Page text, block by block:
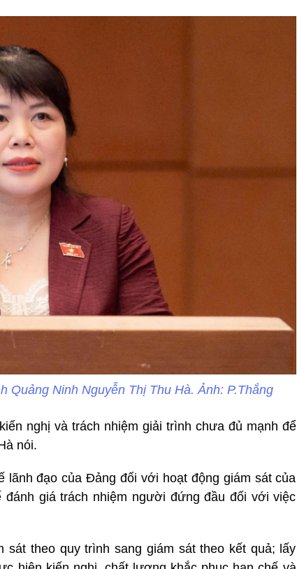
Quảng Ninh Nguyễn Thị Thu Hà. Ảnh: P.Thắng
nghị và trách nhiệm giải trình chưa đủ mạnh để
nói.
đạo của Đảng đối với hoạt động giám sát của
giá trách nhiệm người đứng đầu đối với việc
sát theo quy trình sang giám sát theo kết quả; lấy